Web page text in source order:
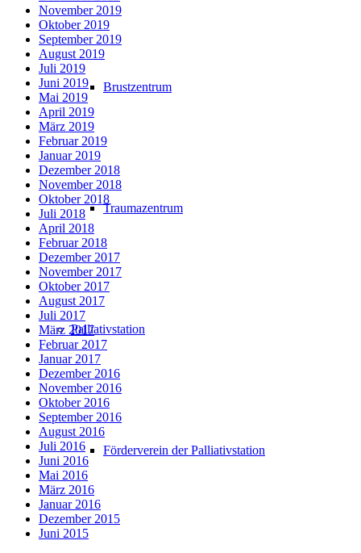
Brustzentrum
Traumazentrum
Palliativstation
Förderverein der Palliativstation
November 2019
Oktober 2019
September 2019
August 2019
Juli 2019
Juni 2019
Mai 2019
April 2019
März 2019
Februar 2019
Januar 2019
Dezember 2018
November 2018
Oktober 2018
Juli 2018
April 2018
Februar 2018
Dezember 2017
November 2017
Oktober 2017
August 2017
Juli 2017
März 2017
Februar 2017
Januar 2017
Dezember 2016
November 2016
Oktober 2016
September 2016
August 2016
Juli 2016
Juni 2016
Mai 2016
März 2016
Januar 2016
Dezember 2015
Juni 2015